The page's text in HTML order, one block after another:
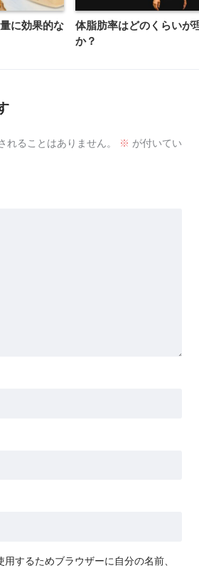
に効果的な
体脂肪率はどのくらいが
か？
れることはありません。 ※ が付いてい
するためブラウザーに自分の名前、